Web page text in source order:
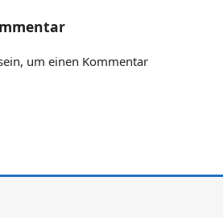
um einen Kommentar